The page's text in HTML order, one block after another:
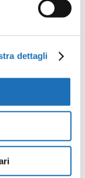
dettagli
le
di